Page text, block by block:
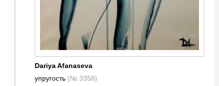
Dariya Afanaseva
упругость (№ 3358)